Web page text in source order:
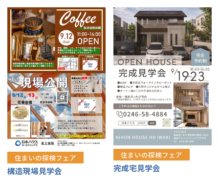
住まいの探検フェア
構造現場見学会
住まいの探検フェア
完成宅見学会